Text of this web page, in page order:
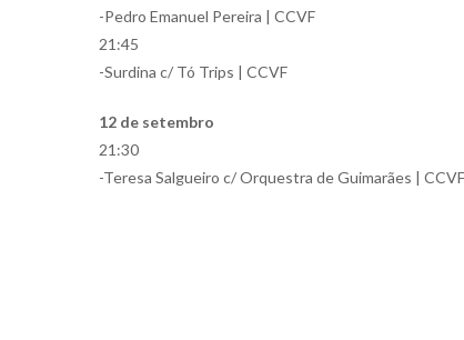
-Pedro Emanuel Pereira | CCVF
21:45
-Surdina c/ Tó Trips | CCVF
12 de setembro
21:30
-Teresa Salgueiro c/ Orquestra de Guimarães | CCVF